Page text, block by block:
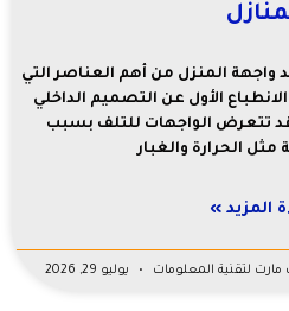
المنزل من أهم العناصر التي
الأول عن التصميم الداخلي
قد تتعرض الواجهات للتلف بسبب
مثل الحرارة والغبار
المزيد »
لتقنية المعلومات يوليو 29, 2026